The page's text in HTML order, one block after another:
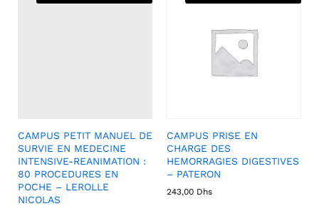
CAMPUS PETIT MANUEL DE
SURVIE EN MEDECINE
INTENSIVE-REANIMATION :
80 PROCEDURES EN
POCHE – LEROLLE
NICOLAS
CAMPUS PRISE EN
CHARGE DES
HEMORRAGIES DIGESTIVES
– PATERON
243,00 Dhs